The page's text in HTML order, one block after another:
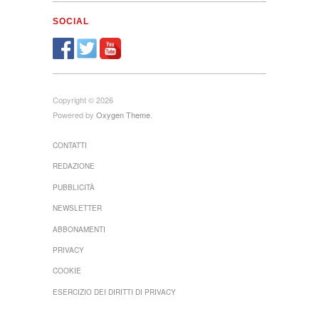
SOCIAL
Copyright © 2026
Powered by Oxygen Theme
CONTATTI
REDAZIONE
PUBBLICITÀ
NEWSLETTER
ABBONAMENTI
PRIVACY
COOKIE
ESERCIZIO DEI DIRITTI DI PRIVACY